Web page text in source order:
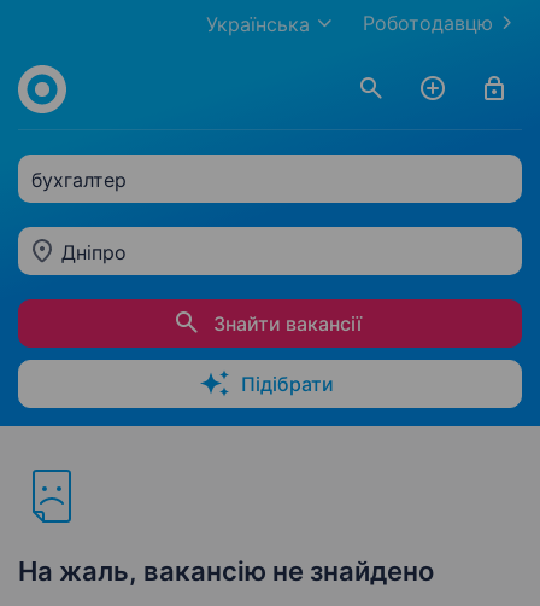
Роботодавцю
Українська
бухгалтер
Дніпро
Знайти вакансії
Підібрати
На жаль, вакансію не знайдено